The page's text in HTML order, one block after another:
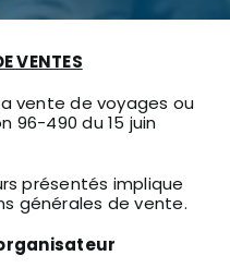
VENTES
vente de voyages ou
96-490 du 15 juin
présentés implique
générales de vente.